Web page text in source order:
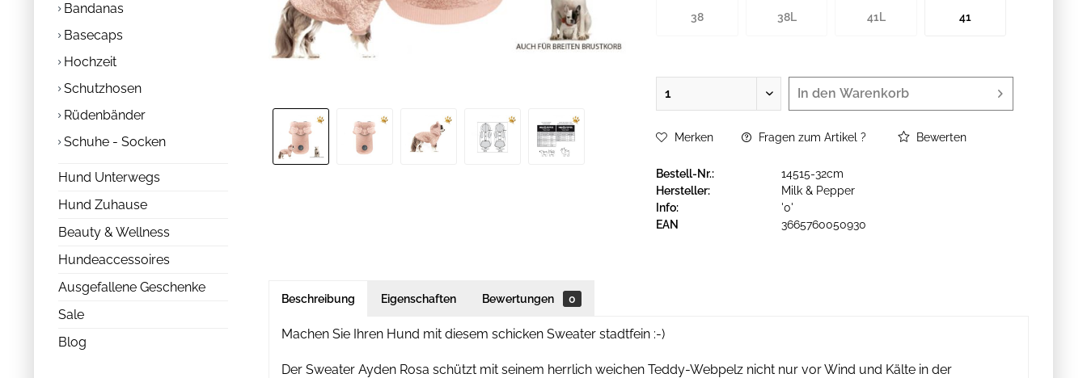
Bandanas
Basecaps
Hochzeit
Schutzhosen
Rüdenbänder
Schuhe - Socken
Hund Unterwegs
Hund Zuhause
Beauty & Wellness
Hundeaccessoires
Ausgefallene Geschenke
Sale
Blog
38 38L 41L 41
In den Warenkorb
Merken Fragen zum Artikel ? Bewerten
Bestell-Nr.:
14515-32cm
Hersteller:
Milk & Pepper
Info:
'0'
EAN
3665760050930
Beschreibung Eigenschaften Bewertungen 0
Machen Sie Ihren Hund mit diesem schicken Sweater stadtfein :-)
Der Sweater Ayden Rosa schützt mit seinem herrlich weichen Teddy-Webpelz nicht nur vor Wind und Kälte in der